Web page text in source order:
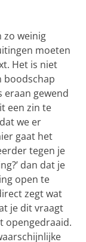
weinig
moeten
Het is niet
boodschap
gewend
een zin te
we er
gaat het
tegen je
dan dat je
open te
zegt wat
je dit vraagt
opengedraaid.